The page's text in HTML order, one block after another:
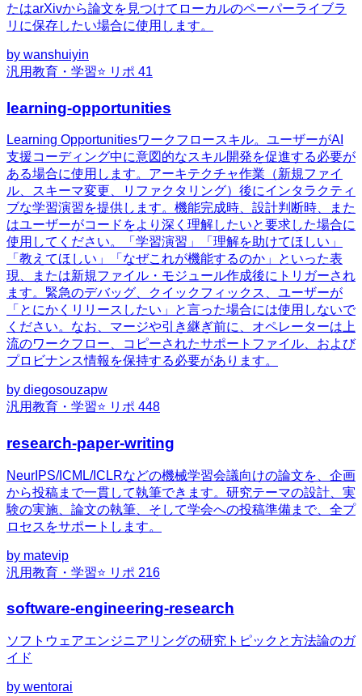
たはarXivから論文を見つけてローカルのペーパーライブラ
リに保存したい場合に使用します。
by wanshuiyin
汎用教育・学習⭐ リポ 41
learning-opportunities
Learning Opportunitiesワークフロースキル。ユーザーがAI
支援コーディング中に意図的なスキル開発を促進する必要が
ある場合に使用します。アーキテクチャ作業（新規ファイ
ル、スキーマ変更、リファクタリング）後にインタラクティ
ブな学習演習を提供します。機能完成時、設計判断時、また
はユーザーがコードをより深く理解したいと要求した場合に
使用してください。「学習演習」「理解を助けてほしい」
「教えてほしい」「なぜこれが機能するのか」といった表
現、または新規ファイル・モジュール作成後にトリガーされ
ます。緊急のデバッグ、クイックフィックス、ユーザーが
「とにかくリリースしたい」と言った場合には使用しないで
ください。なお、マージや引き継ぎ前に、オペレーターは上
流のワークフロー、コピーされたサポートファイル、および
プロビナンス情報を保持する必要があります。
by diegosouzapw
汎用教育・学習⭐ リポ 448
research-paper-writing
NeurIPS/ICML/ICLRなどの機械学習会議向けの論文を、企画
から投稿まで一貫して執筆できます。研究テーマの設計、実
験の実施、論文の執筆、そして学会への投稿準備まで、全プ
ロセスをサポートします。
by matevip
汎用教育・学習⭐ リポ 216
software-engineering-research
ソフトウェアエンジニアリングの研究トピックと方法論のガ
イド
by wentorai